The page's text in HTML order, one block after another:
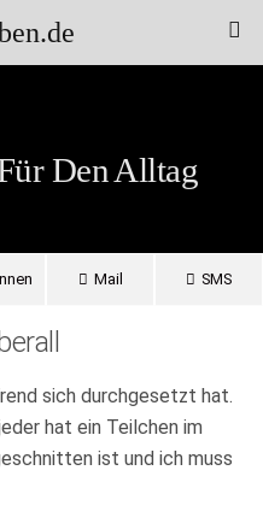
Den Alltag
Mail SMS
sich durchgesetzt hat.
hat ein Teilchen im
ist und ich muss